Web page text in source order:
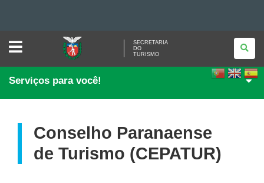
Ir
o
para
navegação
Ir
SECRETARIA
TURISMO
SECRETARIA
DO
TURISMO
Serviços para você!
Conselho Paranaense
de Turismo (CEPATUR)